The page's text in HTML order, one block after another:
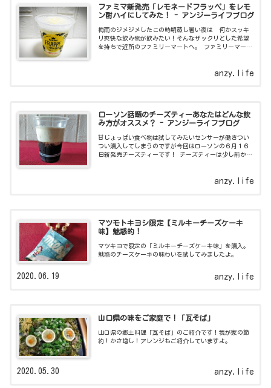
ファミマ新発売「レモネードフラッペ」をレモ
ン酎ハイにしてみた！ - アンジーライフブログ
梅雨のジメジメしたこの時期蒸し暑い夜は 何かスッキ
リ爽快な飲み物が飲みたい！そんなザックリとした希望
を持ちで近所のファミリーマートへ。 ファミリーマート
anzy.life
ローソン話題のチーズティーあなたはどんな飲
み方がオススメ？ - アンジーライフブログ
甘じょっぱい食べ物は試してみたいセンサーが働きつい
つい購入してしまうのですが今回はローソンの６月１６
日新発売チーズティーです！ チーズティーは少し前か
anzy.life
マツモトキヨシ限定【ミルキーチーズケーキ
味】魅惑的！
マツキヨで限定の「ミルキーチーズケーキ味」を購入。
魅惑のチーズケーキの味わいを試してみましたよ。
anzy.life
2020.06.19
山口県の味をご家庭で！「瓦そば」
山口県の郷土料理「瓦そば」のご紹介です！我が家の節
約！かさ増し！アレンジもご紹介していますよ。
anzy.life
2020.05.30